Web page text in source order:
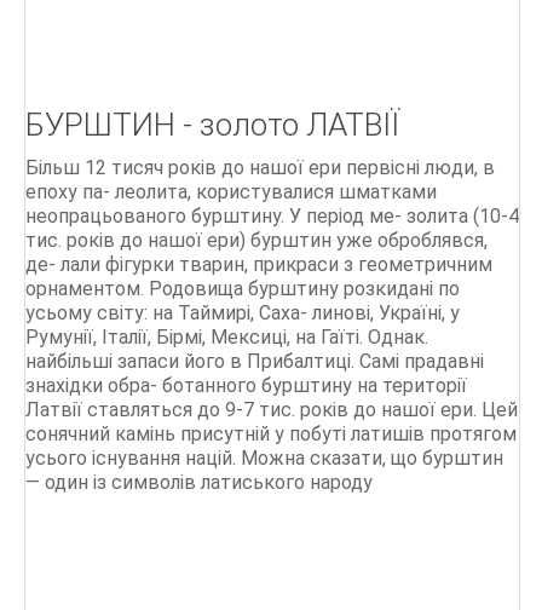
БУРШТИН - золото ЛАТВІЇ
Більш 12 тисяч років до нашої ери первісні люди, в
епоху па- леолита, користувалися шматками
неопрацьованого бурштину. У період ме- золита (10-4
тис. років до нашої ери) бурштин уже оброблявся,
де- лали фігурки тварин, прикраси з геометричним
орнаментом. Родовища бурштину розкидані по
усьому світу: на Таймирі, Саха- линові, Україні, у
Румунії, Італії, Бірмі, Мексиці, на Гаїті. Однак.
найбільші запаси його в Прибалтиці. Самі прадавні
знахідки обра- ботанного бурштину на території
Латвії ставляться до 9-7 тис. років до нашої ери. Цей
сонячний камінь присутній у побуті латишів протягом
усього існування націй. Можна сказати, що бурштин
— один із символів латиського народу